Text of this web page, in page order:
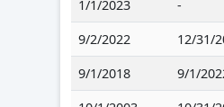
1/1/2023 -
9/2/2022
12/31/
9/1/2018
9/1/